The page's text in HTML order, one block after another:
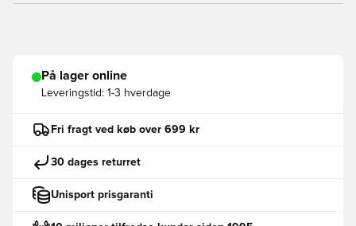
På lager online
Leveringstid: 1-3 hverdage
Fri fragt ved køb over 699 kr
30 dages returret
Unisport prisgaranti